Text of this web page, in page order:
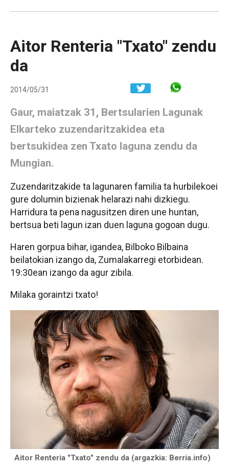
Aitor Renteria "Txato" zendu
da
2014/05/31
Gaur, maiatzak 31, Bertsularien Lagunak
Elkarteko zuzendaritzakidea eta
bertsukidea zen Txato laguna zendu da
Mungian.
Zuzendaritzakide ta lagunaren familia ta hurbilekoei
gure dolumin bizienak helarazi nahi dizkiegu.
Harridura ta pena nagusitzen diren une huntan,
bertsua beti lagun izan duen laguna gogoan dugu.
Haren gorpua bihar, igandea, Bilboko Bilbaina
beilatokian izango da, Zumalakarregi etorbidean.
19:30ean izango da agur zibila.
Milaka goraintzi txato!
Aitor Renteria "Txato" zendu da (argazkia: Berria.info)